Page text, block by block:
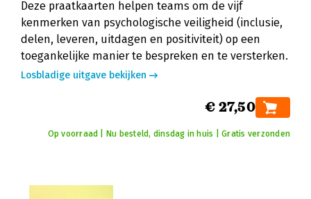
Deze praatkaarten helpen teams om de vijf
kenmerken van psychologische veiligheid (inclusie,
delen, leveren, uitdagen en positiviteit) op een
toegankelijke manier te bespreken en te versterken.
Losbladige uitgave bekijken
€ 27,50
Op voorraad | Nu besteld, dinsdag in huis | Gratis verzonden